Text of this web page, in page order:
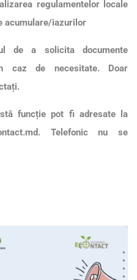
regulamentelor locale
acumulare/iazurilor
de a solicita documente
caz de necesitate. Doar
funcție pot fi adresate la
. Telefonic nu se